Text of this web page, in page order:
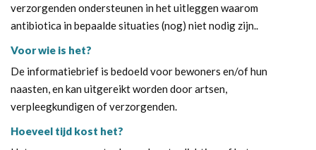
verzorgenden ondersteunen in het uitleggen waarom
antibiotica in bepaalde situaties (nog) niet nodig zijn..
Voor wie is het?
De informatiebrief is bedoeld voor bewoners en/of hun
naasten, en kan uitgereikt worden door artsen,
verpleegkundigen of verzorgenden.
Hoeveel tijd kost het?